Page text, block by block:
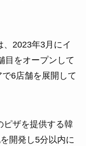
2023年3月にイ
目をオープンして
6店舗を展開して
ピザを提供する韓
開発し5分以内に